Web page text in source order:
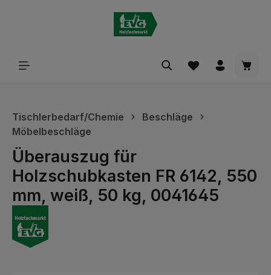
Tischlerbedarf/Chemie
Beschläge
Möbelbeschläge
Überauszug für
Holzschubkasten FR 6142, 550
mm, weiß, 50 kg, 0041645